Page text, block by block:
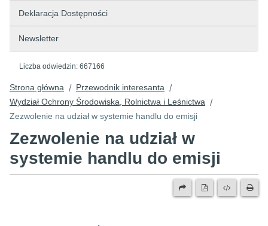
Deklaracja Dostępności
Newsletter
Liczba odwiedzin: 667166
Strona główna / Przewodnik interesanta /
Wydział Ochrony Środowiska, Rolnictwa i Leśnictwa /
Zezwolenie na udział w systemie handlu do emisji
Zezwolenie na udział w
systemie handlu do emisji